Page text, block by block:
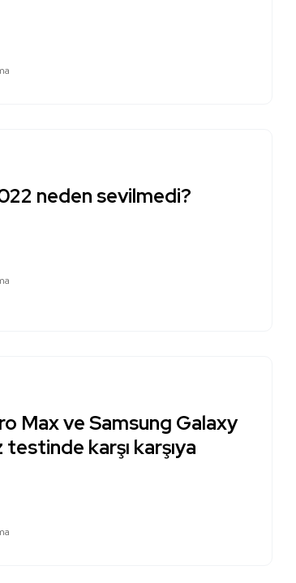
neden sevilmedi?
Max ve Samsung Galaxy
testinde karşı karşıya